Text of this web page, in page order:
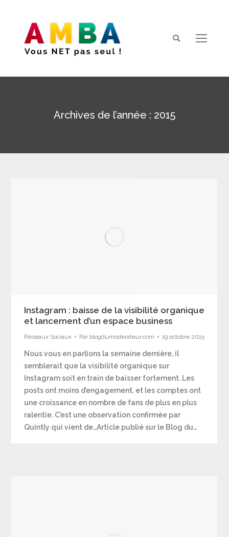
Search:
Archives de l’année : 2015
Instagram : baisse de la visibilité organique
et lancement d’un espace business
Réseaux Sociaux Par blogdumoderateur.com 19 octobre 2015
Nous vous en parlions la semaine dernière, il
semblerait que la visibilité organique sur
Instagram soit en train de baisser fortement. Les
posts ont moins d’engagement, et les comptes ont
une croissance en nombre de fans de plus en plus
ralentie. C’est une observation confirmée par
Quintly qui vient de…Article publié sur le Blog du…